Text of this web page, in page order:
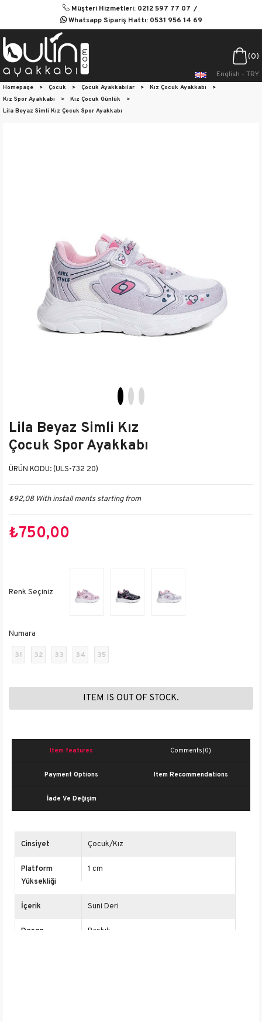
Müşteri Hizmetleri: 0212 597 77 07
Whatsapp Sipariş Hattı: 0531 956 14 69
0
English - TRY
Homepage > Çocuk > Çocuk Ayakkabılar > Kız Çocuk Ayakkabı
>
Kız Spor Ayakkabı
> Kız Çocuk Günlük
>
Lila Beyaz Simli Kız Çocuk Spor Ayakkabı
Lila Beyaz Simli Kız
Çocuk Spor Ayakkabı
(ULS-732 20)
₺92,08 With install ments starting from
₺750,00
Numara
31 32 33 34 35
ITEM IS OUT OF STOCK.
Item features Comments(0)
Payment Options Item Recommendations
İade Ve Değişim
Cinsiyet Çocuk/Kız
Platform
Yüksekliği
1 cm
İçerik Suni Deri
Desen Baskılı